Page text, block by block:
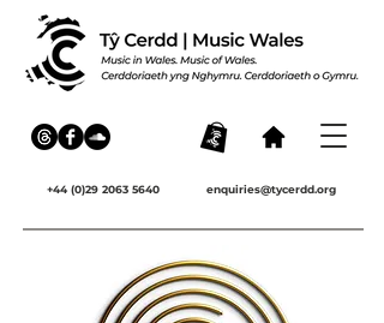
+44 (0)29 2063 5640 enquiries@tycerdd.org